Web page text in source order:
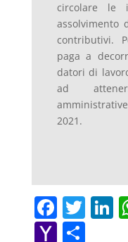
circolare le
assolvimento
contributivi.
paga a
datori di
ad
2021.
F
a
T
w
Y C